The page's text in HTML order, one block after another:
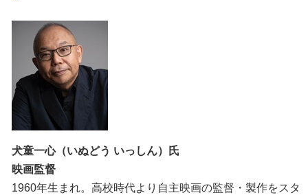
犬童一心（いぬどう いっしん）氏
映画監督
1960年生まれ。高校時代より自主映画の監督・製作をスタ